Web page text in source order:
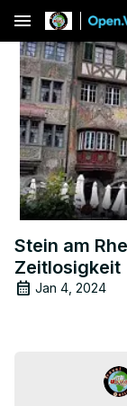
menu
Stein am
Zeitlosigkeit
Jan 4, 2024